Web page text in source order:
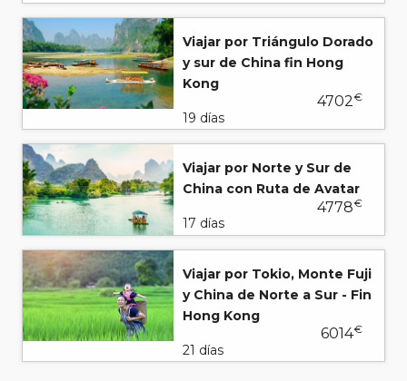
ofrecerán otras alternativas, con el consiguiente
suplemento, en el caso de existir.
El concepto de habitación TRIPLE en China consiste en
una habitación DBL o TWIN con una cama plegable, que
no es tan grande como la normal.
Viajar por Triángulo Dorado
y sur de China fin Hong
Kong
19 días
4702€
Viajar por Norte y Sur de
China con Ruta de Avatar
17 días
4778€
Viajar por Tokio, Monte Fuji
y China de Norte a Sur - Fin
Hong Kong
21 días
6014€